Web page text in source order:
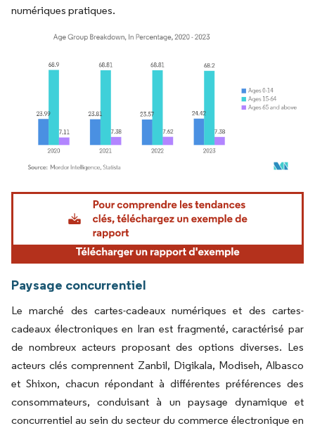
numériques pratiques.
Image © Mordor Intelligence. La réutilisation nécessite une attribution sous CC BY
Paysage concurrentiel
Le marché des cartes-cadeaux numériques et des cartes-
cadeaux électroniques en Iran est fragmenté, caractérisé par
de nombreux acteurs proposant des options diverses. Les
acteurs clés comprennent Zanbil, Digikala, Modiseh, Albasco
et Shixon, chacun répondant à différentes préférences des
consommateurs, conduisant à un paysage dynamique et
concurrentiel au sein du secteur du commerce électronique en